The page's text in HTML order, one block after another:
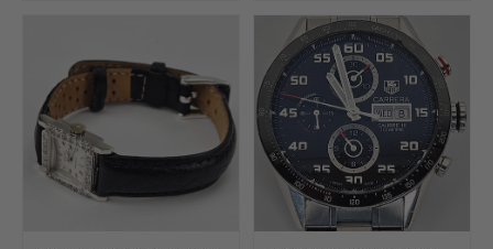
seleccionado